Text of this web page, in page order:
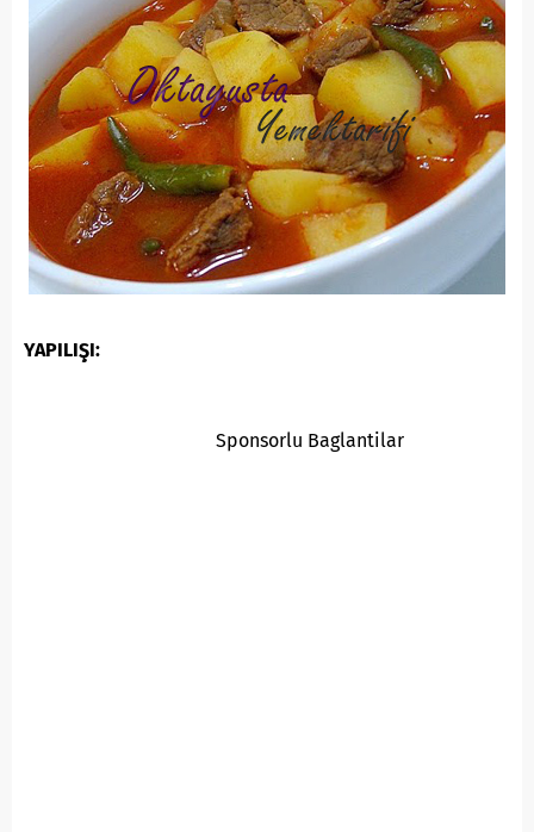
YAPILIŞI:
Sponsorlu Baglantilar